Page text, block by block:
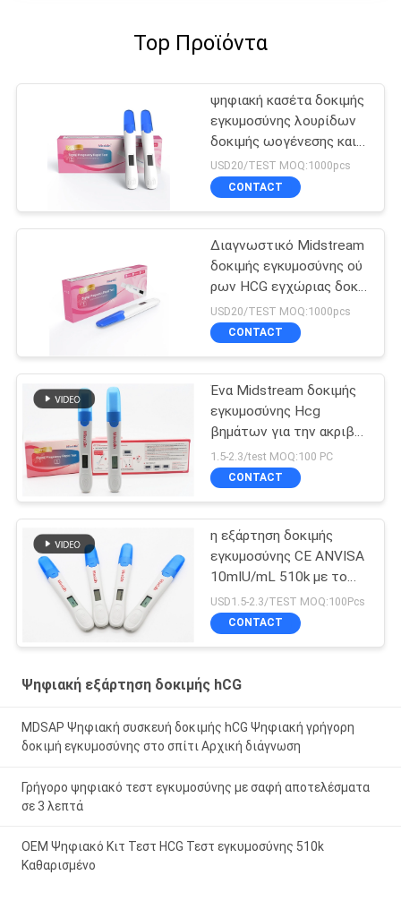
Top Προϊόντα
ψηφιακή κασέτα δοκιμής
εγκυμοσύνης λουρίδων
δοκιμής ωογένεσης και
λουρίδων δοκιμής
εγκυμοσύνης
USD20/TEST MOQ:1000pcs
CONTACT
Διαγνωστικό Midstream
δοκιμής εγκυμοσύνης ού
ρων HCG εγχώριας δοκι
μής εγκυμοσύνης μόνο -
δοκιμή
USD20/TEST MOQ:1000pcs
CONTACT
Ένα Midstream δοκιμής
εγκυμοσύνης Hcg
βημάτων για την ακριβή
δοκιμή
1.5-2.3/test MOQ:100 PC
CONTACT
η εξάρτηση δοκιμής
εγκυμοσύνης CE ANVISA
10mIU/mL 510k με το
ψηφιακό ακριβές
αποτέλεσμα παρουσιάζει
USD1.5-2.3/TEST MOQ:100Pcs
CONTACT
Ψηφιακή εξάρτηση δοκιμής hCG
MDSAP Ψηφιακή συσκευή δοκιμής hCG Ψηφιακή γρήγορη
δοκιμή εγκυμοσύνης στο σπίτι Αρχική διάγνωση
Γρήγορο ψηφιακό τεστ εγκυμοσύνης με σαφή αποτελέσματα
σε 3 λεπτά
OEM Ψηφιακό Κιτ Τεστ HCG Τεστ εγκυμοσύνης 510k
Καθαρισμένο